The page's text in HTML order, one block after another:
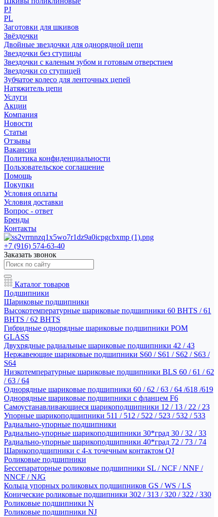
PJ
PL
Заготовки для шкивов
Звёздочки
Двойные звездочки для однорядной цепи
Звездочки без ступицы
Звездочки с каленым зубом и готовым отверстием
Звездочки со ступицей
Зубчатое колесо для ленточных цепей
Натяжитель цепи
Услуги
Акции
Компания
Новости
Статьи
Отзывы
Вакансии
Политика конфиденциальности
Пользовательское соглашение
Помощь
Покупки
Условия оплаты
Условия доставки
Вопрос - ответ
Бренды
Контакты
+7 (916) 574-63-40
Заказать звонок
Каталог товаров
Подшипники
Шариковые подшипники
Высокотемпературные шариковые подшипники 60 BHTS / 61
BHTS / 62 BHTS
Гибридные однорядные шариковые подшипники POM
GLASS
Двухрядные радиальные шариковые подшипники 42 / 43
Нержавеющие шариковые подшипники S60 / S61 / S62 / S63 /
S64
Низкотемпературные шариковые подшипники BLS 60 / 61 / 62
/ 63 / 64
Однорядные шариковые подшипники 60 / 62 / 63 / 64 /618 /619
Однорядные шариковые подшипники с фланцем F6
Самоустанавливающиеся шарикоподшипники 12 / 13 / 22 / 23
Упорные шарикоподшипники 511 / 512 / 522 / 523 / 532 / 533
Радиально-упорные подшипники
Радиально-упорные шарикоподшипники 30*град 30 / 32 / 33
Радиально-упорные шарикоподшипники 40*град 72 / 73 / 74
Шарикоподшипники с 4-х точечным контактом QJ
Роликовые подшипники
Бессепараторные роликовые подшипники SL / NCF / NNF /
NNCF / NJG
Кольца упорных роликовых подшипников GS / WS / LS
Конические роликовые подшипники 302 / 313 / 320 / 322 / 330
Роликовые подшипники N
Роликовые подшипники NJ